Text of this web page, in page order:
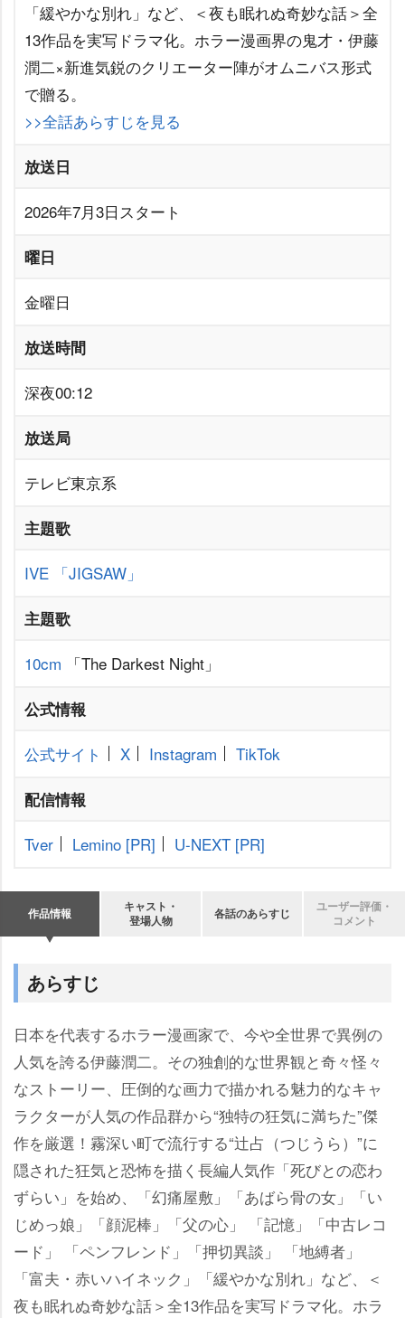
「緩やかな別れ」など、＜夜も眠れぬ奇妙な話＞全
13作品を実写ドラマ化。ホラー漫画界の鬼才・伊藤
潤二×新進気鋭のクリエーター陣がオムニバス形式
で贈る。
>>全話あらすじを見る
放送日
2026年7月3日スタート
曜日
金曜日
放送時間
深夜00:12
放送局
テレビ東京系
主題歌
IVE 「JIGSAW」
主題歌
10cm 「The Darkest Night」
公式情報
公式サイト X Instagram TikTok
配信情報
Tver Lemino [PR] U-NEXT [PR]
作品情報
キャスト・
登場人物
各話のあらすじ
ユーザー評価・
コメント
あらすじ
日本を代表するホラー漫画家で、今や全世界で異例の
人気を誇る伊藤潤二。その独創的な世界観と奇々怪々
なストーリー、圧倒的な画力で描かれる魅力的なキャ
ラクターが人気の作品群から“独特の狂気に満ちた”傑
作を厳選！霧深い町で流行する“辻占（つじうら）”に
隠された狂気と恐怖を描く長編人気作「死びとの恋わ
ずらい」を始め、「幻痛屋敷」「あばら骨の女」「い
じめっ娘」「顔泥棒」「父の心」 「記憶」「中古レコ
ード」 「ペンフレンド」「押切異談」 「地縛者」
「富夫・赤いハイネック」「緩やかな別れ」など、＜
夜も眠れぬ奇妙な話＞全13作品を実写ドラマ化。ホラ